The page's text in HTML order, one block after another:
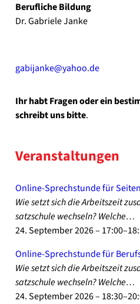
Beruf­li­che Bil­dung
Dr. Gabrie­le Jan­ke
gabijanke@yahoo.de
Ihr habt Fra­gen oder ein
schreibt uns bit­te.
Ver­an­stal­tun­gen
Online-Sprechstunde für
Wie setzt sich die Arbeits­zeit
satz­schu­le wech­seln? Wel­che…
24. Sep­tem­ber 2026 –
Online-Sprechstunde für
Wie setzt sich die Arbeits­zeit
satz­schu­le wech­seln? Wel­che…
24. Sep­tem­ber 2026 –